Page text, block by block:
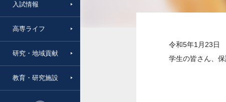
入試情報
高専ライフ
研究・地域貢献
教育・研究施設
令和5年1月23日
学生の皆さん、